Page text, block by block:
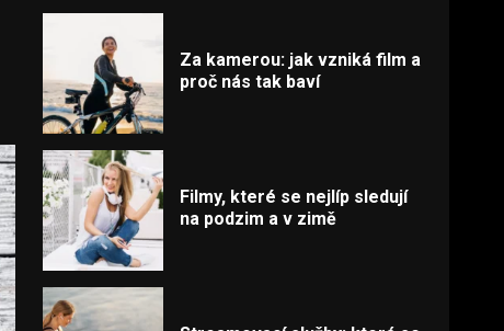
Za kamerou: jak vzniká film a
proč nás tak baví
Filmy, které se nejlíp sledují
na podzim a v zimě